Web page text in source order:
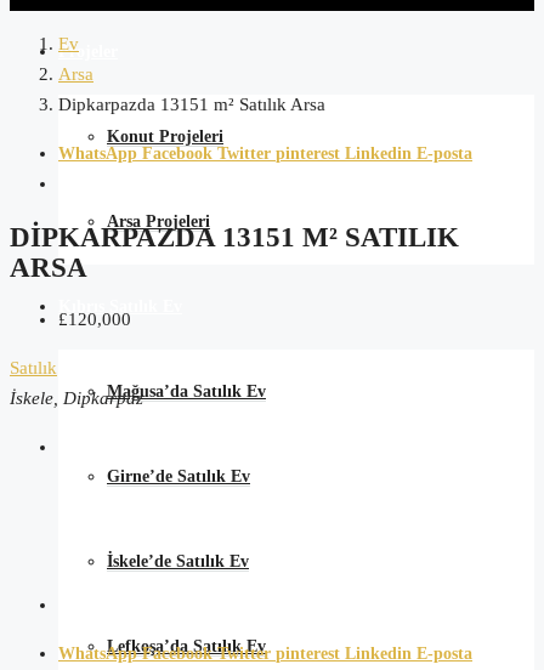
Projeler
Konut Projeleri
Arsa Projeleri
Mağusa’da Satılık Ev
Girne’de Satılık Ev
İskele’de Satılık Ev
Lefkoşa’da Satılık Ev
Ev
Arsa
Dipkarpazda 13151 m² Satılık Arsa
WhatsApp Facebook Twitter pinterest Linkedin E-posta
DIPKARPAZDA 13151 M² SATILIK
ARSA
£120,000
Satılık
İskele, Dipkarpaz
WhatsApp FacebookTwitter pinterest Linkedin E-posta